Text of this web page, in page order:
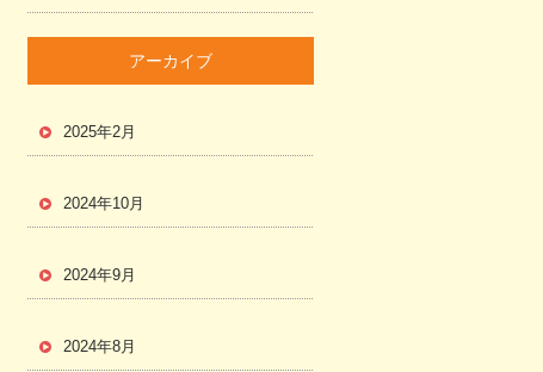
アーカイブ
2025年2月
2024年10月
2024年9月
2024年8月